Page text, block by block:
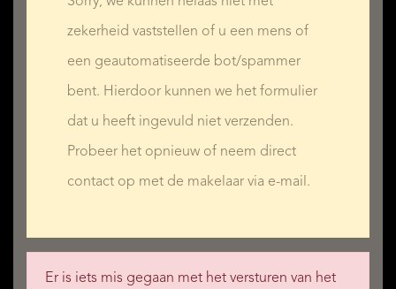
zekerheid vaststellen of u een mens of
een geautomatiseerde bot/spammer
bent. Hierdoor kunnen we het formulier
dat u heeft ingevuld niet verzenden.
Probeer het opnieuw of neem direct
contact op met de makelaar via e-mail.
Er is iets mis gegaan met het versturen van het